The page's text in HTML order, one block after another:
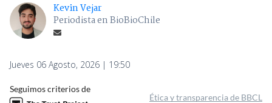
Kevin Vejar
Periodista en BioBioChile
Jueves 06 Agosto, 2026 | 19:50
Seguimos criterios de
Ética y transparencia de BBCL